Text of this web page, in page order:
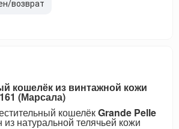
возврат
кошелёк из винтажной кожи
(Марсала)
кошелёкGrande Pelle
натуральной телячьей кожи